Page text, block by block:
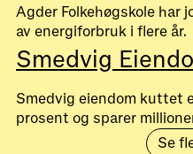
Agder Folkehøgskole har
av energiforbruk i flere år.
Smedvig
Smedvig eiendom kuttet
prosent og sparer
Se